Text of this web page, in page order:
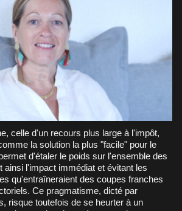
la solution la plus "facile" pour le
d'étaler le poids sur l'ensemble des
ainsi l'impact immédiat et évitant les
qu'entraîneraient des coupes franches
Ce pragmatisme, dicté par
risque toutefois de se heurter à un